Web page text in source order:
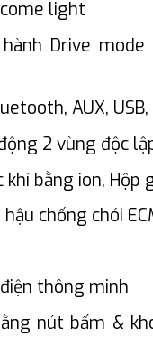
light
Drive mode
AUX,
2 vùng độc
khí bằng ion, Hộp
chống chói
thông minh
nút bấm &